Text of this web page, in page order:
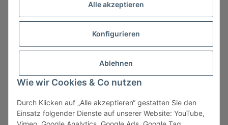
Alle akzeptieren
Konfigurieren
Ablehnen
Wie wir Cookies & Co nutzen
Durch Klicken auf „Alle akzeptieren“ gestatten Sie den
Einsatz folgender Dienste auf unserer Website: YouTube,
Vertrag widerrufen
* Alle Preise zzgl. gesetzlicher USt., zzgl.Versand, zzgl.
Mindermengenzuschlag